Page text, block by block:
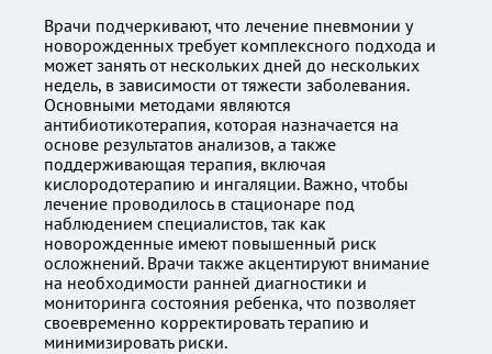
Врачи подчеркивают, что лечение пневмонии у
новорожденных требует комплексного подхода и
может занять от нескольких дней до нескольких
недель, в зависимости от тяжести заболевания.
Основными методами являются
антибиотикотерапия, которая назначается на
основе результатов анализов, а также
поддерживающая терапия, включая
кислородотерапию и ингаляции. Важно, чтобы
лечение проводилось в стационаре под
наблюдением специалистов, так как
новорожденные имеют повышенный риск
осложнений. Врачи также акцентируют внимание
на необходимости ранней диагностики и
мониторинга состояния ребенка, что позволяет
своевременно корректировать терапию и
минимизировать риски.